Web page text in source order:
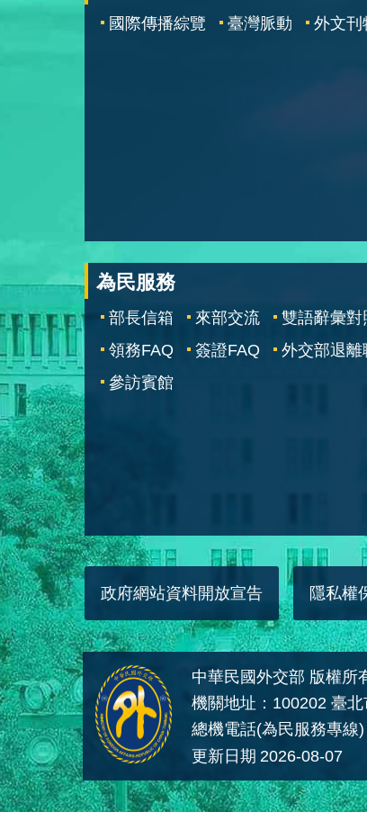
國際傳播綜覽 臺灣脈動 外文刊
為民服務
部長信箱 來部交流 雙語辭彙對
領務FAQ
簽證FAQ 外交部退離
參訪賓館
政府網站資料開放宣告 隱私權
中華民國外交部 版權所
機關地址：100202 臺
總機電話(為民服務專線
更新日期 2026-08-07